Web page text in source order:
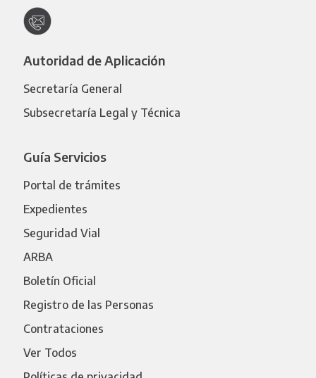
Autoridad de Aplicación
Secretaría General
Subsecretaría Legal y Técnica
Guía Servicios
Portal de trámites
Expedientes
Seguridad Vial
ARBA
Boletín Oficial
Registro de las Personas
Contrataciones
Ver Todos